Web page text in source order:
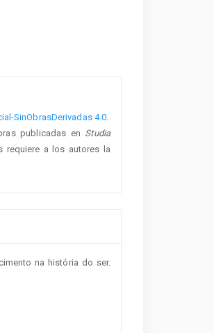
SinObrasDerivadas 4.0
publicadas en Studia
requiere a los autores la
na história do ser.